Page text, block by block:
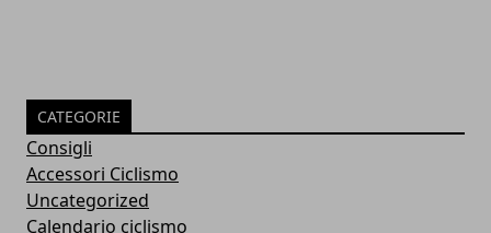
CATEGORIE
Consigli
Accessori Ciclismo
Uncategorized
Calendario ciclismo